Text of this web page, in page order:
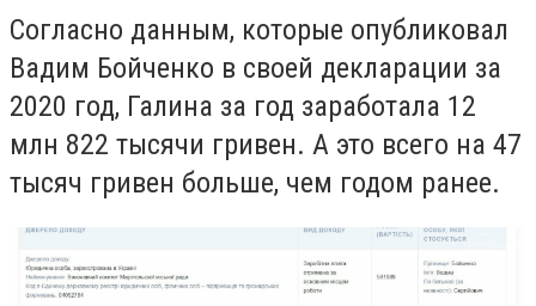
Согласно данным, которые опубликовал
Вадим Бойченко в своей декларации за
2020 год, Галина за год заработала 12
млн 822 тысячи гривен. А это всего на 47
тысяч гривен больше, чем годом ранее.